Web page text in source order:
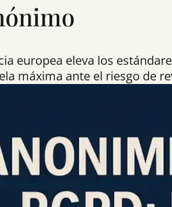
europea eleva los
máxima ante el riesgo de